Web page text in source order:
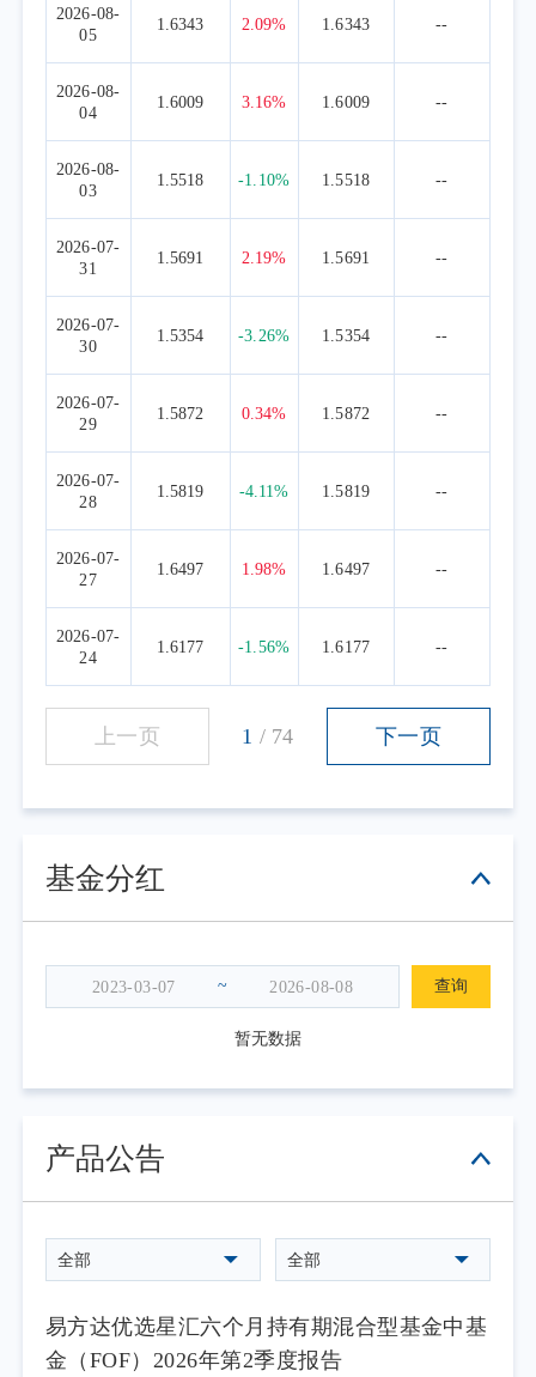
本基金对AI产业的长期判断不变。过去三
年，AI模型的每一次重大技术突破都精准引爆
了产业链上新的硬件短缺环节：从2023年的
GPU，到2024年初的交换机芯片，到2024年底
的存储，再到2025年底的CPU。2026年，随着
CPU需求爆发叠加传统行业补库，全面通胀已
从结构性走向全局性。
基于上述判断，二季度我们维持了AI相关
方向的高配置比例。但在结构上，我们观察到
国产算力正在迎来历史性拐点，因此逐步将部
分海外算力仓位转向国产算力：
第一，芯片解耦趋势深化，国产芯片放量
路径愈发清晰。
第二，国产芯片市场份额实现历史性突
破。
量来源。
因此，二季度我们在维持AI整体高配的基
向转移。这一操作既保持了AI主线的核心暴
露，又在产业逻辑从“海外算力”向“国产替
三、黄金与有色：短期降低配置，长期看
二季度黄金及有色金属板块遭遇重创。下
性转变。沃什首秀释放鹰派信号后，市场对加
息预期显著升温，10年期美债收益率随之攀
双重压力。此外，黄金ETF购金量在2026年持
但本基金对黄金的长期看多逻辑并未改
中国央行增持空间巨大。我们认为二季度的下
风险再度升温，市场逻辑将从“加息压制”切换
至“滞胀受益”，黄金有望迎来新一轮上行。
因此，二季度我们战术性降低了有色金属
行业及黄金相关资产的配置比例，以规避短期
2026-08-
05
1.6343 2.09% 1.6343 --
2026-08-
04
1.6009 3.16% 1.6009 --
2026-08-
03
1.5518 -1.10% 1.5518 --
2026-07-
31
1.5691 2.19% 1.5691 --
2026-07-
30
1.5354 -3.26% 1.5354 --
2026-07-
29
1.5872 0.34% 1.5872 --
2026-07-
28
1.5819 -4.11% 1.5819 --
2026-07-
27
1.6497 1.98% 1.6497 --
2026-07-
24
1.6177 -1.56% 1.6177 --
上一页 1 / 74 下一页
基金分红
~ 查询
暂无数据
产品公告
全部 全部
易方达优选星汇六个月持有期混合型基金中基
金（FOF）2026年第2季度报告